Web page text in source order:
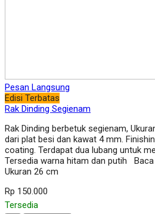
Pesan Langsung
Edisi Terbatas
Rak Dinding Segienam
Rak Dinding berbetuk segienam,
dari plat besi dan kawat 4 mm.
coating. Terdapat dua lubang untuk
Tersedia warna hitam dan putih
Ukuran 26 cm
Rp 150.000
Tersedia